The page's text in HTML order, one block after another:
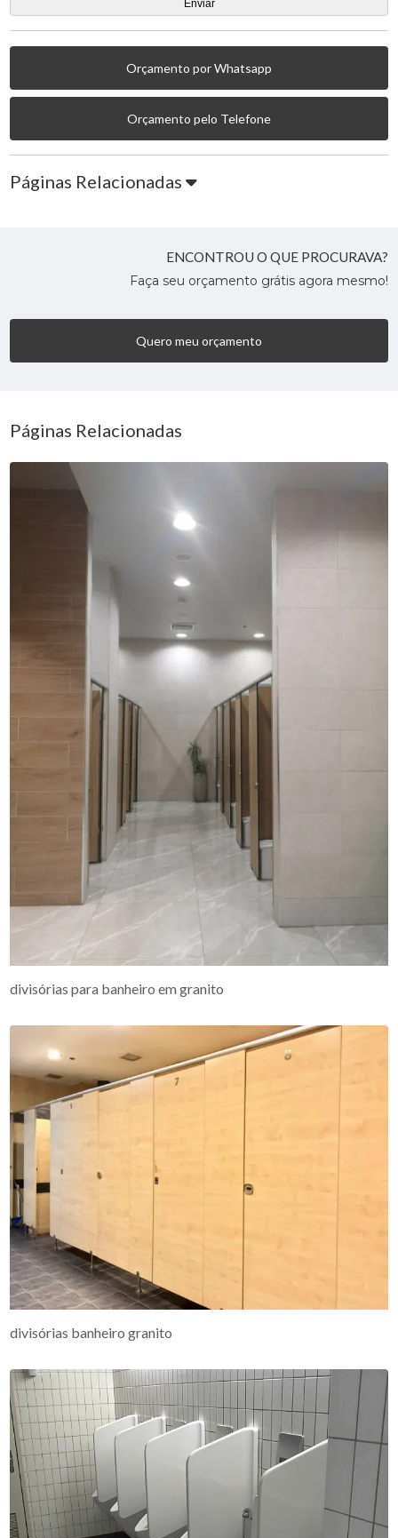
Orçamento por Whatsapp
Orçamento pelo Telefone
Páginas Relacionadas
ENCONTROU O QUE PROCURAVA?
Faça seu orçamento grátis agora mesmo!
Quero meu orçamento
Páginas Relacionadas
divisórias para banheiro em granito
divisórias banheiro granito